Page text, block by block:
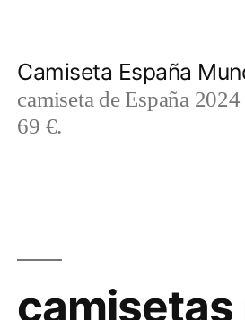
Camiseta España
camiseta de España
69 €.
camisetas